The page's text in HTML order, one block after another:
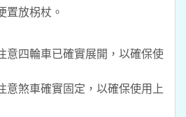
置放柺杖。
意四輪車已確實展開，以確保使
意煞車確實固定，以確保使用上